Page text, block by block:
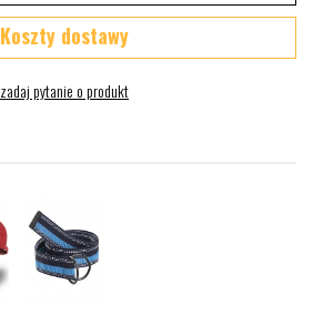
Koszty dostawy